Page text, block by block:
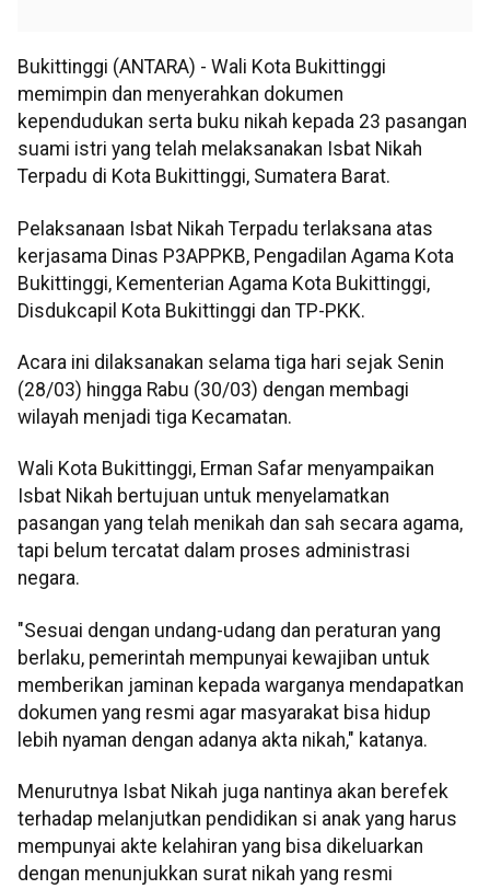
Bukittinggi (ANTARA) - Wali Kota Bukittinggi
memimpin dan menyerahkan dokumen
kependudukan serta buku nikah kepada 23 pasangan
suami istri yang telah melaksanakan Isbat Nikah
Terpadu di Kota Bukittinggi, Sumatera Barat.
Pelaksanaan Isbat Nikah Terpadu terlaksana atas
kerjasama Dinas P3APPKB, Pengadilan Agama Kota
Bukittinggi, Kementerian Agama Kota Bukittinggi,
Disdukcapil Kota Bukittinggi dan TP-PKK.
Acara ini dilaksanakan selama tiga hari sejak Senin
(28/03) hingga Rabu (30/03) dengan membagi
wilayah menjadi tiga Kecamatan.
Wali Kota Bukittinggi, Erman Safar menyampaikan
Isbat Nikah bertujuan untuk menyelamatkan
pasangan yang telah menikah dan sah secara agama,
tapi belum tercatat dalam proses administrasi
negara.
"Sesuai dengan undang-udang dan peraturan yang
berlaku, pemerintah mempunyai kewajiban untuk
memberikan jaminan kepada warganya mendapatkan
dokumen yang resmi agar masyarakat bisa hidup
lebih nyaman dengan adanya akta nikah," katanya.
Menurutnya Isbat Nikah juga nantinya akan berefek
terhadap melanjutkan pendidikan si anak yang harus
mempunyai akte kelahiran yang bisa dikeluarkan
dengan menunjukkan surat nikah yang resmi